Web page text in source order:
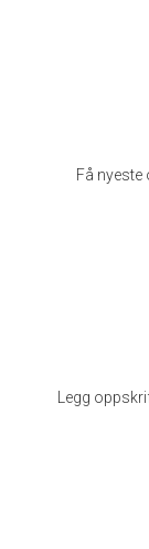
Få nyeste
Legg